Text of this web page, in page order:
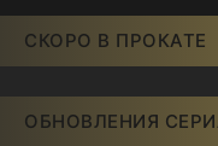
СКОРО В ПРОКАТЕ
ОБНОВЛЕНИЯ